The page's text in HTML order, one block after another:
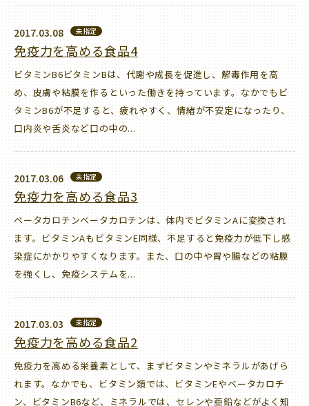
2017.03.08 未指定
免疫力を高める食品4
ビタミンB6ビタミンBは、代謝や成長を促進し、解毒作用を高
め、皮膚や粘膜を作るといった働きを持っています。なかでもビ
タミンB6が不足すると、疲れやすく、情緒が不安定になったり、
口内炎や舌炎など口の中の...
2017.03.06 未指定
免疫力を高める食品3
ベータカロチンベータカロチンは、体内でビタミンAに変換され
ます。ビタミンAもビタミンE同様、不足すると免疫力が低下し感
染症にかかりやすくなります。また、口の中や胃や腸などの粘膜
を強くし、免疫システムを...
2017.03.03 未指定
免疫力を高める食品2
免疫力を高める栄養素として、まずビタミンやミネラルがあげら
れます。なかでも、ビタミン類では、ビタミンEやベータカロチ
ン、ビタミンB6など、ミネラルでは、セレンや亜鉛などがよく知